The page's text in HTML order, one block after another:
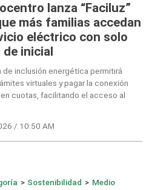
lanza “Faciluz”
más familias accedan
eléctrico con solo
de inicial
de inclusión energética permitirá
virtuales y pagar la conexión
cuotas, facilitando el acceso al
/ 10:50 AM
> Sostenibilidad > Medio